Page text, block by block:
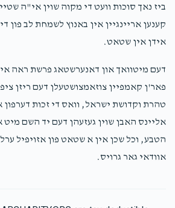
ביז נאך סוכות וועט די מקוה שוין אי"ה
קענען אריינגיין אין באנוץ לשמחת לב פון
אידן אין שטאט.
דעם מיטוואך און דאנערשטאג פרשת ראה
טהרת וקדושת ישראל, וואס די זכות דערפון
אליינס האבן שוין געזעהן דעם יד השם
הטבע, וכל שכן אין א שטאט פון אזויפיל
אוודאי גאר גרויס.